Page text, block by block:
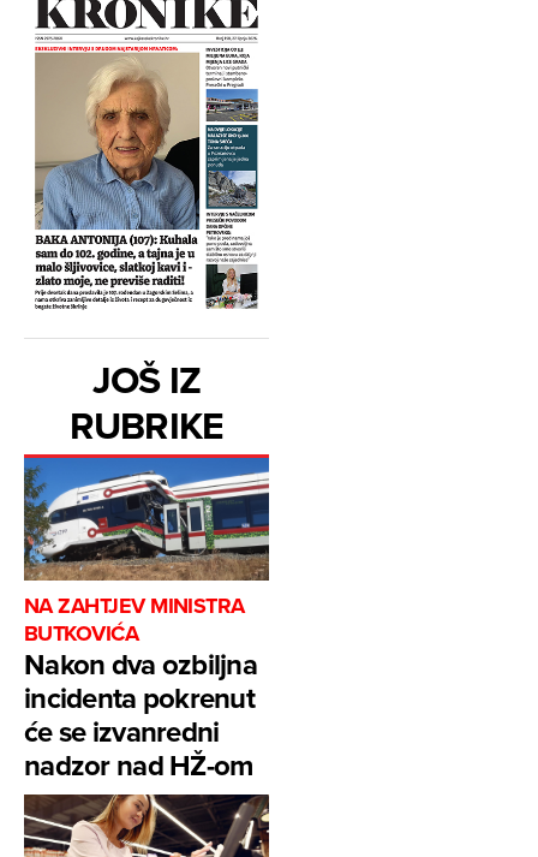
JOŠ IZ
RUBRIKE
NA ZAHTJEV MINISTRA
BUTKOVIĆA
Nakon dva ozbiljna
incidenta pokrenut
će se izvanredni
nadzor nad HŽ-om